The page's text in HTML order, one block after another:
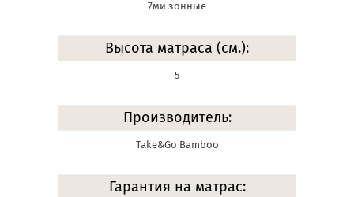
7ми зонные
Высота матраса (см.):
5
Производитель:
Take&Go Bamboo
Гарантия на матрас: